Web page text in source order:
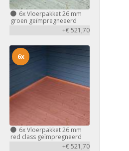
6xVloerpakket 26 mm
groen geïmpregneeerd
+€ 521,70
6xVloerpakket 26 mm
red class geïmpregneerd
+€ 521,70
6x